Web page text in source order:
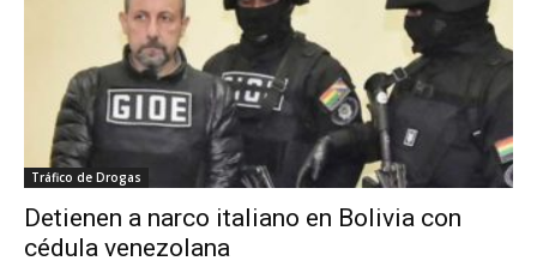
Tráfico de Drogas
Detienen a narco italiano en Bolivia con
cédula venezolana